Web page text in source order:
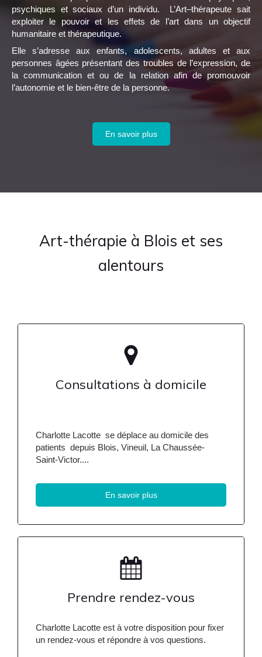
psychiques et sociaux d’un individu. L’Art–thérapeute sait
exploiter le pouvoir et les effets de l’art dans un objectif
humanitaire et thérapeutique.
Elle s’adresse aux enfants, adolescents, adultes et aux
personnes âgées présentant des troubles de l’expression, de
la communication et ou de la relation afin de promouvoir
l’autonomie et le bien-être de la personne.
En savoir plus
Art-thérapie à Blois et ses
alentours
Consultations à domicile
Charlotte Lacotte se déplace au domicile des
patients depuis Blois, Vineuil, La Chaussée-
Saint-Victor....
En savoir plus
Prendre rendez-vous
Charlotte Lacotte est à votre disposition pour fixer
un rendez-vous et répondre à vos questions.